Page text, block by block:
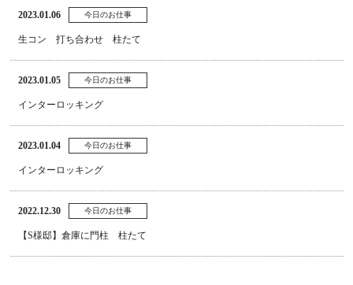
2023.01.06 今日のお仕事
生コン 打ち合わせ 柱たて
2023.01.05 今日のお仕事
インターロッキング
2023.01.04 今日のお仕事
インターロッキング
2022.12.30 今日のお仕事
【S様邸】倉庫に門柱 柱たて